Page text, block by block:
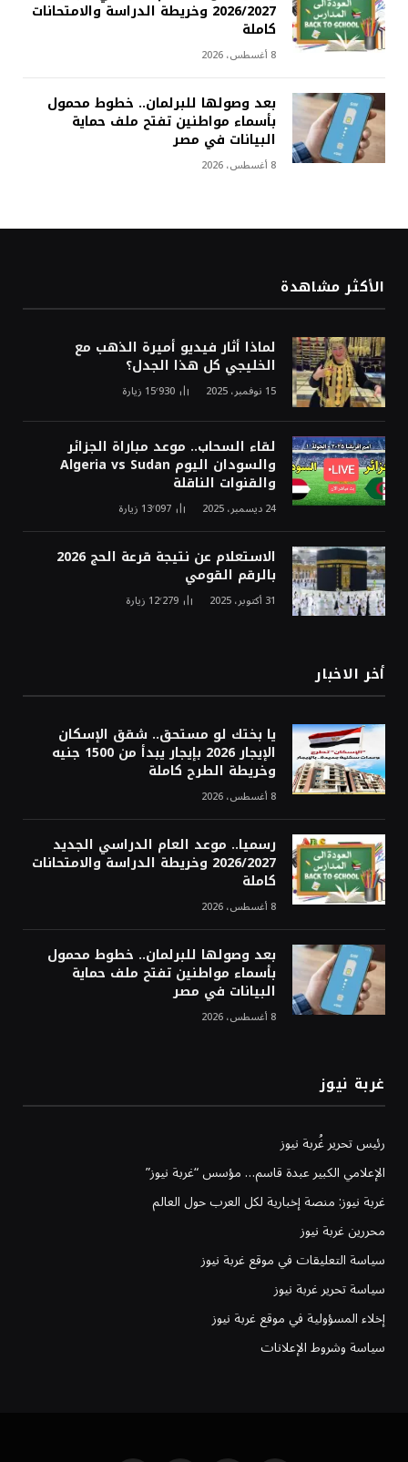
2026/2027 وخريطة الدراسة والامتحانات
كاملة
8 أغسطس، 2026
بعد وصولها للبرلمان.. خطوط محمول
بأسماء مواطنين تفتح ملف حماية
البيانات في مصر
8 أغسطس، 2026
الأكثر مشاهدة
لماذا أثار فيديو أميرة الذهب مع
الخليجي كل هذا الجدل؟
15 نوفمبر، 2025 15٬930 زيارة
لقاء السحاب.. موعد مباراة الجزائر
والسودان اليوم Algeria vs Sudan
والقنوات الناقلة
24 ديسمبر، 2025 13٬097 زيارة
الاستعلام عن نتيجة قرعة الحج 2026
بالرقم القومي
31 أكتوبر، 2025 12٬279 زيارة
أخر الاخبار
يا بختك لو مستحق.. شقق الإسكان
الإيجار 2026 بإيجار يبدأ من 1500 جنيه
وخريطة الطرح كاملة
8 أغسطس، 2026
رسميا.. موعد العام الدراسي الجديد
2026/2027 وخريطة الدراسة والامتحانات
كاملة
8 أغسطس، 2026
بعد وصولها للبرلمان.. خطوط محمول
بأسماء مواطنين تفتح ملف حماية
البيانات في مصر
8 أغسطس، 2026
غربة نيوز
رئيس تحرير غُربة نيوز
الإعلامي الكبير عبدة قاسم… مؤسس “غربة نيوز”
غربة نيوز: منصة إخبارية لكل العرب حول العالم
محررين غربة نيوز
سياسة التعليقات في موقع غربة نيوز
سياسة تحرير غربة نيوز
إخلاء المسؤولية في موقع غربة نيوز
سياسة وشروط الإعلانات